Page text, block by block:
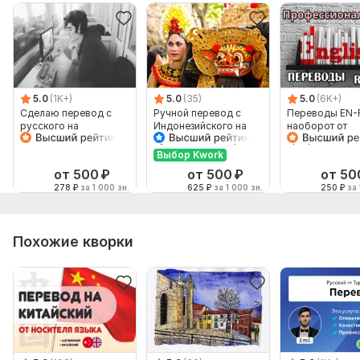
Язык перевода:
с Английского на Русский
с Русского на Английский
Объем услуги в кворке: 1 000 знаков
5.0 (1K+)
Сделаю перевод с
русского на
английский и
от 500 ₽
278 ₽ за 1 000 зн.
5.0 (35)
Ручной перевод с
Индонезийского на
Русский и наоборот
Выбор Kwork
от 500 ₽
625 ₽ за 1 000 зн.
5.0 (6K+)
Переводы EN-
наоборот от
от
250 ₽ за
Похожие кворки